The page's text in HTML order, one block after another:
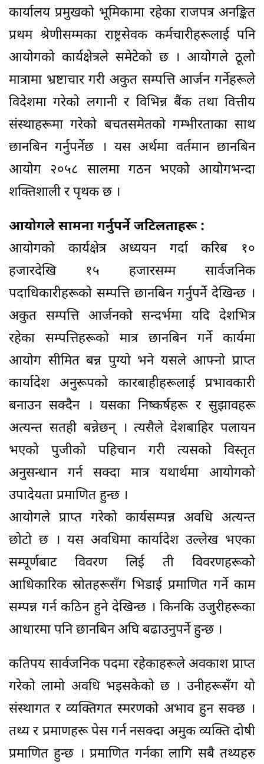
कार्यालय प्रमुखको भूमिकामा रहेका राजपत्र अनङ्कित
प्रथम श्रेणीसम्मका राष्ट्रसेवक कर्मचारीहरूलाई पनि
आयोगको कार्यक्षेत्रले समेटेको छ । आयोगले ठूलो
मात्रामा भ्रष्टाचार गरी अकुत सम्पत्ति आर्जन गर्नेहरूले
विदेशमा गरेको लगानी र विभिन्न बैंक तथा वित्तीय
संस्थाहरूमा गरेको बचतसमेतको गम्भीरताका साथ
छानबिन गर्नुपर्नेछ । यस अर्थमा वर्तमान छानबिन
आयोग २०५८ सालमा गठन भएको आयोगभन्दा
शक्तिशाली र पृथक छ ।
आयोगले सामना गर्नुपर्ने जटिलताहरू :
आयोगको कार्यक्षेत्र अध्ययन गर्दा करिब १०
हजारदेखि १५ हजारसम्म सार्वजनिक
पदाधिकारीहरूको सम्पत्ति छानबिन गर्नुपर्ने देखिन्छ ।
अकुत सम्पत्ति आर्जनको सन्दर्भमा यदि देशभित्र
रहेका सम्पत्तिहरूको मात्र छानबिन गर्ने कार्यमा
आयोग सीमित बन्न पुग्यो भने यसले आफ्नो प्राप्त
कार्यादेश अनुरूपको कारबाहीहरूलाई प्रभावकारी
बनाउन सक्दैन । यसका निष्कर्षहरू र सुझावहरू
अत्यन्त सतही बन्नेछन् । त्यसैले देशबाहिर पलायन
भएको पुजीको पहिचान गरी त्यसको विस्तृत
अनुसन्धान गर्न सक्दा मात्र यथार्थमा आयोगको
उपादेयता प्रमाणित हुन्छ ।
आयोगले प्राप्त गरेको कार्यसम्पन्न अवधि अत्यन्त
छोटो छ । यस अवधिमा कार्यादेश उल्लेख भएका
सम्पूर्णबाट विवरण लिई ती विवरणहरूको
आधिकारिक स्रोतहरूसँग भिडाई प्रमाणित गर्ने काम
सम्पन्न गर्न कठिन हुने देखिन्छ । किनकि उजुरीहरूका
आधारमा पनि छानबिन अघि बढाउनुपर्ने हुन्छ ।
कतिपय सार्वजनिक पदमा रहेकाहरूले अवकाश प्राप्त
गरेको लामो अवधि भइसकेको छ । उनीहरूसँग यो
संस्थागत र व्यक्तिगत स्मरणको अभाव हुन सक्छ ।
तथ्य र प्रमाणहरू पेस गर्न नसक्दा अमुक व्यक्ति दोषी
प्रमाणित हुन्छ । प्रमाणित गर्नका लागि सबै तथ्यहरु